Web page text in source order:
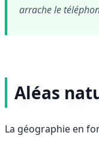
arrache le
Aléas
La géographie en